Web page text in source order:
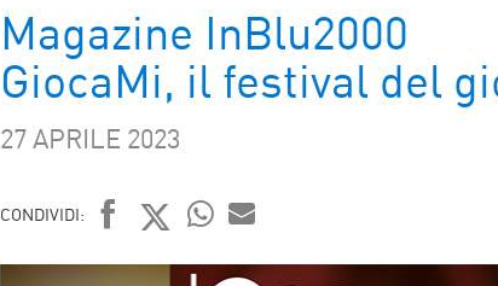
Magazine InBlu2000
GiocaMi, il festival del
27 APRILE 2023
CONDIVIDI:
FACEBOOK
TWITTER
WHATSAPP
MAIL